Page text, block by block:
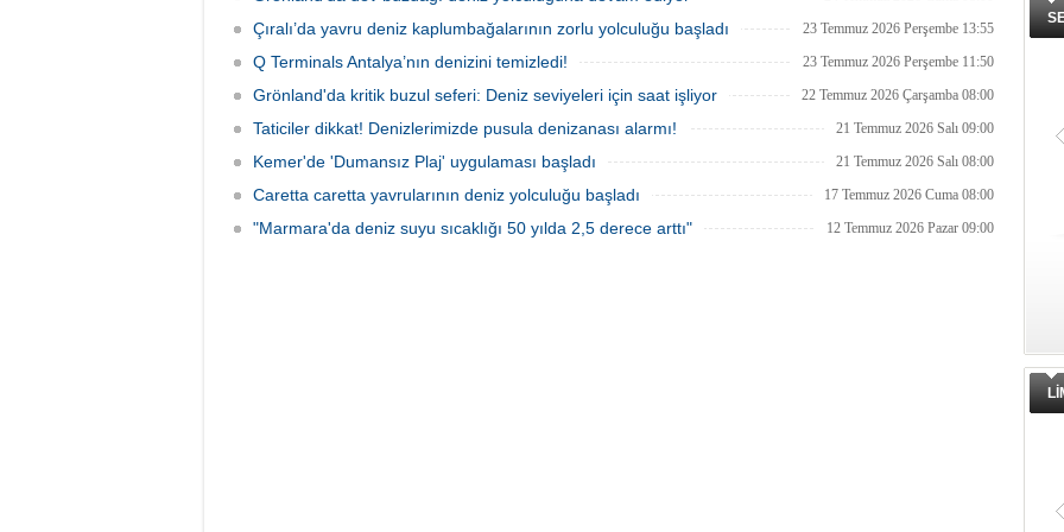
Çıralı’da yavru deniz kaplumbağalarının zorlu yolculuğu başladı 23 Temmuz 2026 Perşembe 13:55
Q Terminals Antalya’nın denizini temizledi! 23 Temmuz 2026 Perşembe 11:50
Grönland'da kritik buzul seferi: Deniz seviyeleri için saat işliyor 22 Temmuz 2026 Çarşamba 08:00
Taticiler dikkat! Denizlerimizde pusula denizanası alarmı! 21 Temmuz 2026 Salı 09:00
Kemer'de 'Dumansız Plaj' uygulaması başladı 21 Temmuz 2026 Salı 08:00
Caretta caretta yavrularının deniz yolculuğu başladı 17 Temmuz 2026 Cuma 08:00
"Marmara'da deniz suyu sıcaklığı 50 yılda 2,5 derece arttı" 12 Temmuz 2026 Pazar 09:00